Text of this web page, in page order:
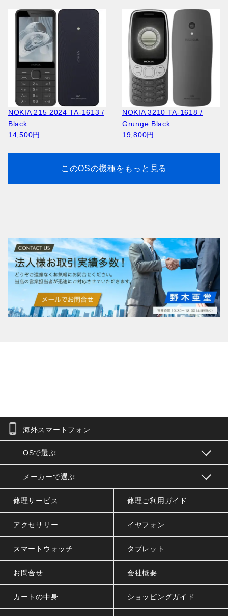
NOKIA 215 2024 TA-1613 /
Black
14,500円
NOKIA 3210 TA-1618 /
Grunge Black
19,800円
このOSの機種をもっと見る
お問合せフォーム
海外スマートフォン
OSで選ぶ
メーカーで選ぶ
修理サービス 修理ご利用ガイド
アクセサリー イヤフォン
スマートウォッチ タブレット
お問合せ 会社概要
カートの中身 ショッピングガイド